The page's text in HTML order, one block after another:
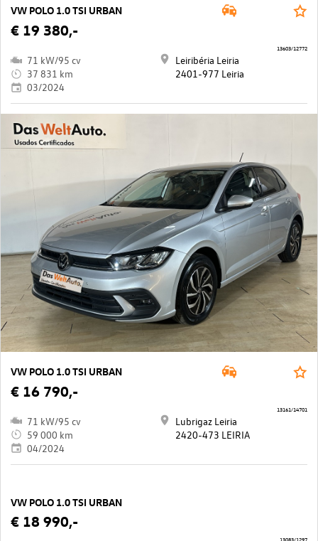
VW POLO 1.0 TSI URBAN
€ 19 380,-
71 kW/95 cv
37 831 km
03/2024
Leiribéria Leiria
2401-977 Leiria
13603/12772
VW POLO 1.0 TSI URBAN
€ 16 790,-
71 kW/95 cv
59 000 km
04/2024
Lubrigaz Leiria
2420-473 LEIRIA
13161/14701
VW POLO 1.0 TSI URBAN
€ 18 990,-
13083/1297